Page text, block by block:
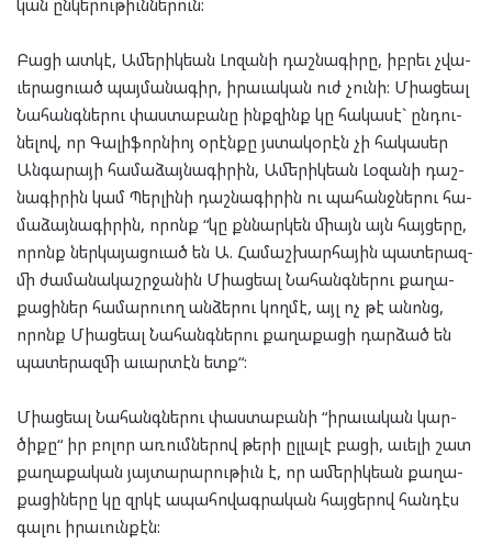
Բա­ցի ատ­կէ, Ամե­րիկ­եան Լո­զա­նի դաշ­նա­գի­րը, իբ­րեւ չվա­
ւե­րաց­ուած պայ­մա­նա­գիր, իրա­ւա­կան ուժ չու­նի: Մի­աց­եալ
Նա­հանգ­նե­րու փաս­տա­բա­նը ինք­զինք կը հա­կա­սէ` ըն­դու­
նե­լով, որ Գա­լի­ֆորն­իոյ օրէն­քը յստա­կօ­րէն չի հա­կա­սեր
Ան­գա­րա­յի հա­մա­ձայ­նա­գի­րին, Ամե­րիկ­եան Լօ­զա­նի դաշ­
նա­գի­րին կամ Պեր­լի­նի դաշ­նա­գի­րին ու պա­հանջ­նե­րու հա­
մա­ձայ­նա­գի­րին, որոնք “կը քննար­կեն միայն այն հայ­ցե­րը,
որոնք ներ­կա­յաց­ուած են Ա. Հա­մաշ­խար­հա­յին պա­տե­րազ­
մի ժա­մա­նա­կաշր­ջա­նին Մի­աց­եալ Նա­հանգ­նե­րու քա­ղա­
քա­ցի­ներ հա­մա­րուող ան­ձե­րու կող­մէ, այլ ոչ թէ անոնց,
որոնք Մի­աց­եալ Նա­հանգ­նե­րու քա­ղա­քա­ցի դար­ձած են
պա­տե­րազ­մի աւար­տէն ետք“:
Մի­աց­եալ Նա­հանգ­նե­րու փաս­տա­բա­նի “իրա­ւա­կան կար­
ծի­քը“ իր բո­լոր առում­նե­րով թե­րի ըլ­լա­լէ բա­ցի, աւե­լի շատ
քա­ղա­քա­կան յայ­տա­րա­րու­թիւն է, որ ամե­րիկ­եան քա­ղա­
քա­ցի­նե­րը կը զրկէ ապա­հո­վագ­րա­կան հայ­ցե­րով հան­դէս
գա­լու իրա­ւուն­քէն: